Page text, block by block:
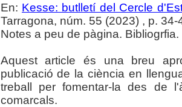
En: Kesse: butlletí del Cercle
Tarragona, núm. 55 (2023) , p. 34-
Notes a peu de pàgina. Bibliogrfia.
Aquest article és una breu
publicació de la ciència en
treball per fomentar-la des de
comarcals.